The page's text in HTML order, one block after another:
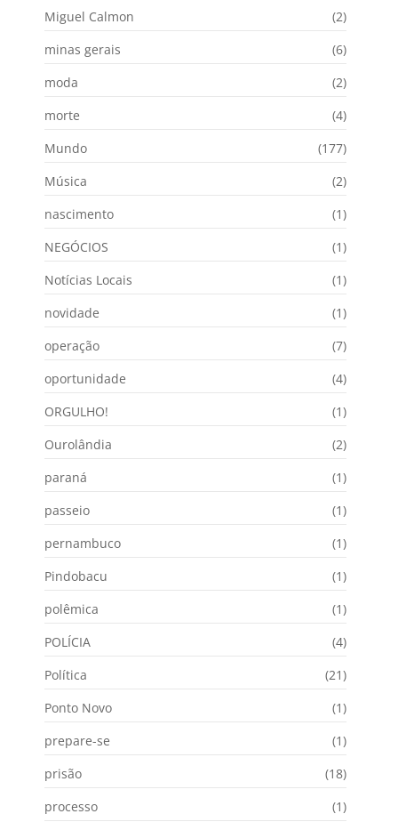
Miguel Calmon
(2)
minas gerais
(6)
moda
(2)
morte
(4)
Mundo
(177)
Música
(2)
nascimento
(1)
NEGÓCIOS
(1)
Notícias Locais
(1)
novidade
(1)
operação
(7)
oportunidade
(4)
ORGULHO!
(1)
Ourolândia
(2)
paraná
(1)
passeio
(1)
pernambuco
(1)
Pindobacu
(1)
polêmica
(1)
POLÍCIA
(4)
Política
(21)
Ponto Novo
(1)
prepare-se
(1)
prisão
(18)
processo
(1)